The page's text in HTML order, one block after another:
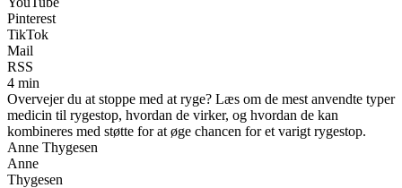
Pinterest
TikTok
Mail
RSS
4 min
Overvejer du at stoppe med at ryge? Læs om de mest anvendte typer
medicin til rygestop, hvordan de virker, og hvordan de kan
kombineres med støtte for at øge chancen for et varigt rygestop.
Anne Thygesen
Anne
Thygesen